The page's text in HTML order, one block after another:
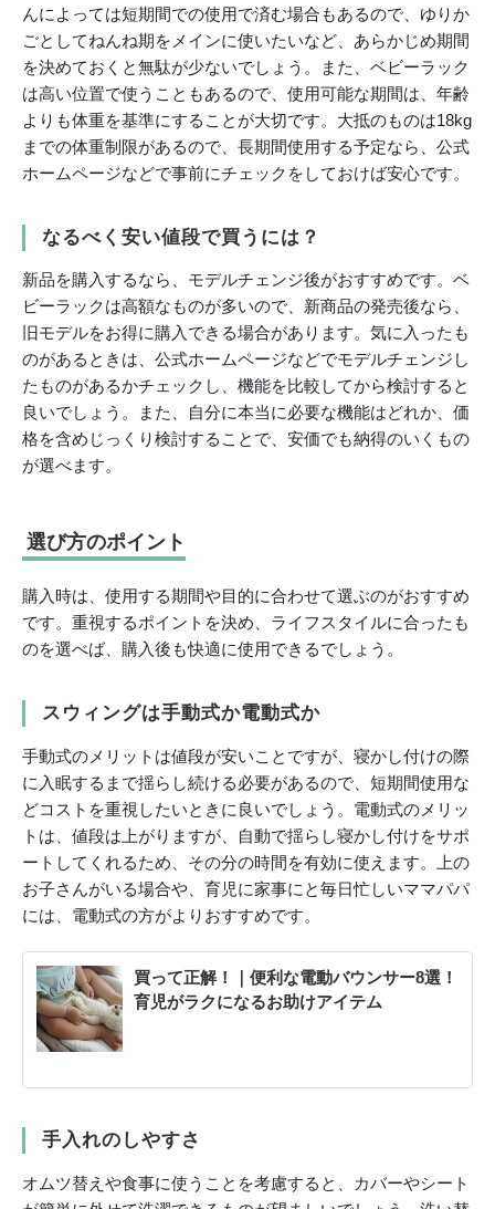
んによっては短期間での使用で済む場合もあるので、ゆりか
ごとしてねんね期をメインに使いたいなど、あらかじめ期間
を決めておくと無駄が少ないでしょう。また、ベビーラック
は高い位置で使うこともあるので、使用可能な期間は、年齢
よりも体重を基準にすることが大切です。大抵のものは18kg
までの体重制限があるので、長期間使用する予定なら、公式
ホームページなどで事前にチェックをしておけば安心です。
なるべく安い値段で買うには？
新品を購入するなら、モデルチェンジ後がおすすめです。ベ
ビーラックは高額なものが多いので、新商品の発売後なら、
旧モデルをお得に購入できる場合があります。気に入ったも
のがあるときは、公式ホームページなどでモデルチェンジし
たものがあるかチェックし、機能を比較してから検討すると
良いでしょう。また、自分に本当に必要な機能はどれか、価
格を含めじっくり検討することで、安価でも納得のいくもの
が選べます。
選び方のポイント
購入時は、使用する期間や目的に合わせて選ぶのがおすすめ
です。重視するポイントを決め、ライフスタイルに合ったも
のを選べば、購入後も快適に使用できるでしょう。
スウィングは手動式か電動式か
手動式のメリットは値段が安いことですが、寝かし付けの際
に入眠するまで揺らし続ける必要があるので、短期間使用な
どコストを重視したいときに良いでしょう。電動式のメリッ
トは、値段は上がりますが、自動で揺らし寝かし付けをサポ
ートしてくれるため、その分の時間を有効に使えます。上の
お子さんがいる場合や、育児に家事にと毎日忙しいママパパ
には、電動式の方がよりおすすめです。
買って正解！｜便利な電動バウンサー8選！
育児がラクになるお助けアイテム
手入れのしやすさ
オムツ替えや食事に使うことを考慮すると、カバーやシート